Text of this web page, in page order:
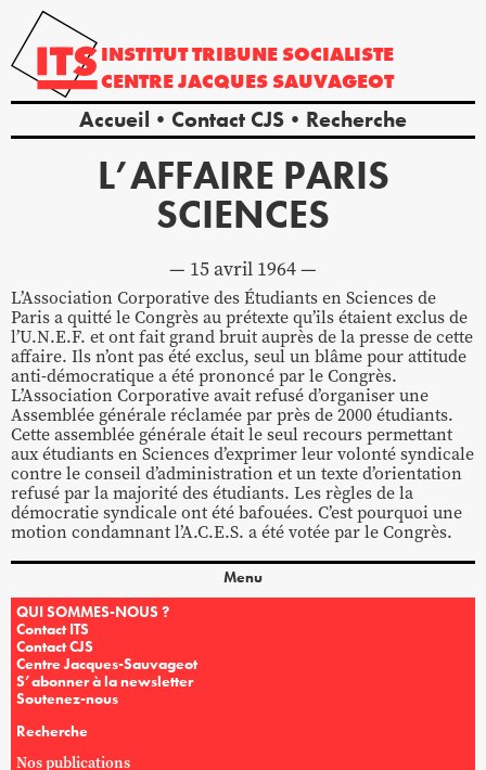
INSTITUTTRIBUNE SOCIALISTE
CENTREJACQUES SAUVAGEOT
Accueil Contact CJS Recherche
L’AFFAIRE PARIS
SCIENCES
15 avril 1964
L’Association Corporative des Étudiants en Sciences de
Paris a quitté le Congrès au prétexte qu’ils étaient exclus de
l’U.N.E.F. et ont fait grand bruit auprès de la presse de cette
affaire. Ils n’ont pas été exclus, seul un blâme pour attitude
anti-démocratique a été prononcé par le Congrès.
L’Association Corporative avait refusé d’organiser une
Assemblée générale réclamée par près de 2000 étudiants.
Cette assemblée générale était le seul recours permettant
aux étudiants en Sciences d’exprimer leur volonté syndicale
contre le conseil d’administration et un texte d’orientation
refusé par la majorité des étudiants. Les règles de la
démocratie syndicale ont été bafouées. C’est pourquoi une
motion condamnant l’A.C.E.S. a été votée par le Congrès.
Menu
QUI SOMMES-NOUS ?
Contact ITS
Contact CJS
Centre Jacques-Sauvageot
S’abonner à la newsletter
Soutenez-nous
Recherche
Nos publications